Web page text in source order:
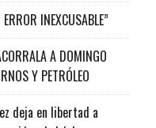
INEXCUSABLE”
A DOMINGO
Y PETRÓLEO
deja en libertad a